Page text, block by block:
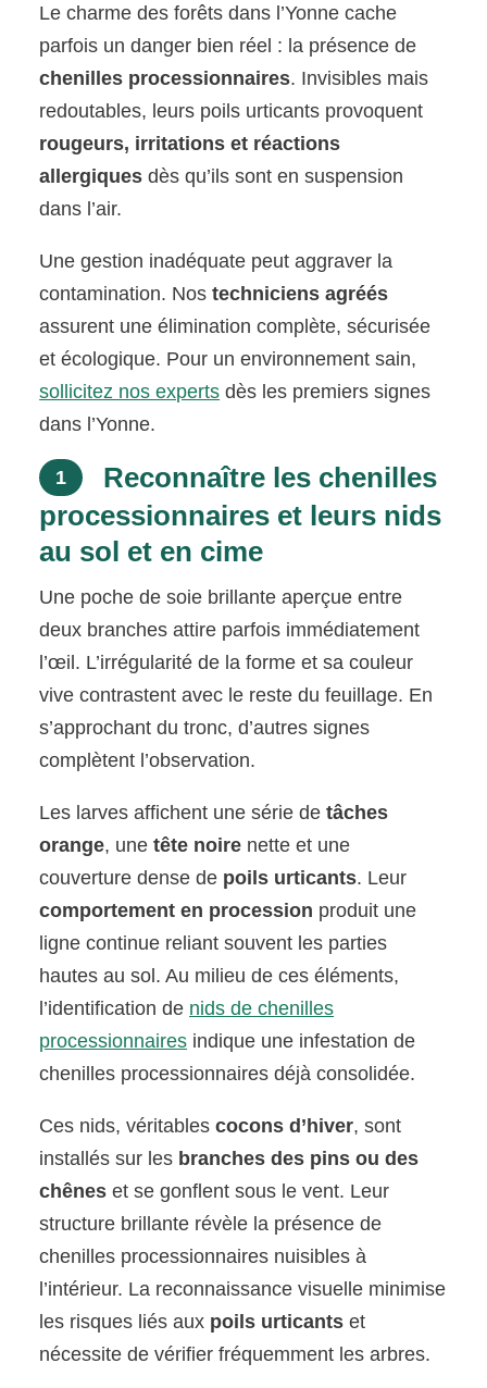
Le charme des forêts dans l’Yonne cache
parfois un danger bien réel : la présence de
chenilles processionnaires. Invisibles mais
redoutables, leurs poils urticants provoquent
rougeurs, irritations et réactions
allergiques dès qu’ils sont en suspension
dans l’air.
Une gestion inadéquate peut aggraver la
contamination. Nostechniciens agréés
assurent une élimination complète, sécurisée
et écologique. Pour un environnement sain,
sollicitez nos experts dès les premiers signes
dans l’Yonne.
1
Reconnaître les chenilles
processionnaires et leurs nids
au sol et en cime
Une poche de soie brillante aperçue entre
deux branches attire parfois immédiatement
l’œil. L’irrégularité de la forme et sa couleur
vive contrastent avec le reste du feuillage. En
s’approchant du tronc, d’autres signes
complètent l’observation.
Les larves affichent une série detâches
orange, unetête noire nette et une
couverture dense de poils urticants. Leur
comportement en procession produit une
ligne continue reliant souvent les parties
hautes au sol. Au milieu de ces éléments,
l’identification de nids de chenilles
processionnaires indique une infestation de
chenilles processionnaires déjà consolidée.
Ces nids, véritablescocons d’hiver, sont
installés sur les branches des pins ou des
chênes et se gonflent sous le vent. Leur
structure brillante révèle la présence de
chenilles processionnaires nuisibles à
l’intérieur. La reconnaissance visuelle minimise
les risques liés aux poils urticants et
nécessite de vérifier fréquemment les arbres.